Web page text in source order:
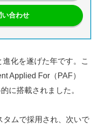
い合わせ
化を遂げた年です。こ
Applied For（PAF）
に搭載されました。
タムで採用され、次いで